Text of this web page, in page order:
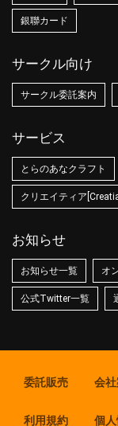
銀聯カード
サークル向け
サークル委託案内
サービス
とらのあなクラフト
クリエイティア
お知らせ
お知らせ一覧 オ
公式Twitter一覧
委託販売 会
利用規約 個